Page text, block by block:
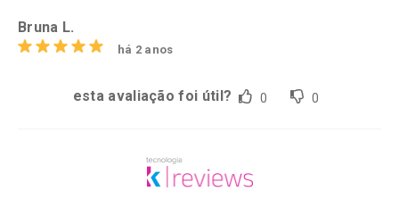
Bruna L.
há 2 anos
esta avaliação foi útil? 0 0